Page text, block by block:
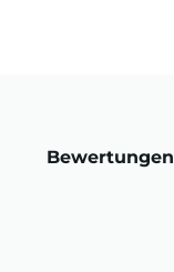
Bewertungen